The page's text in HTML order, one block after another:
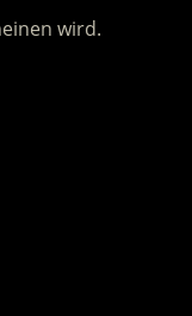
wird.